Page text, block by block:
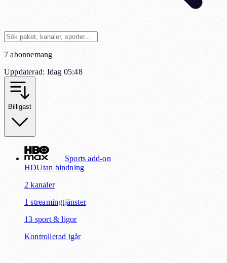
7 abonnemang
Uppdaterad: Idag 05:48
Billigast
Sports add-on
HDUtan bindning
2 kanaler
1 streamingtjänster
13 sport & ligor
Kontrollerad igår